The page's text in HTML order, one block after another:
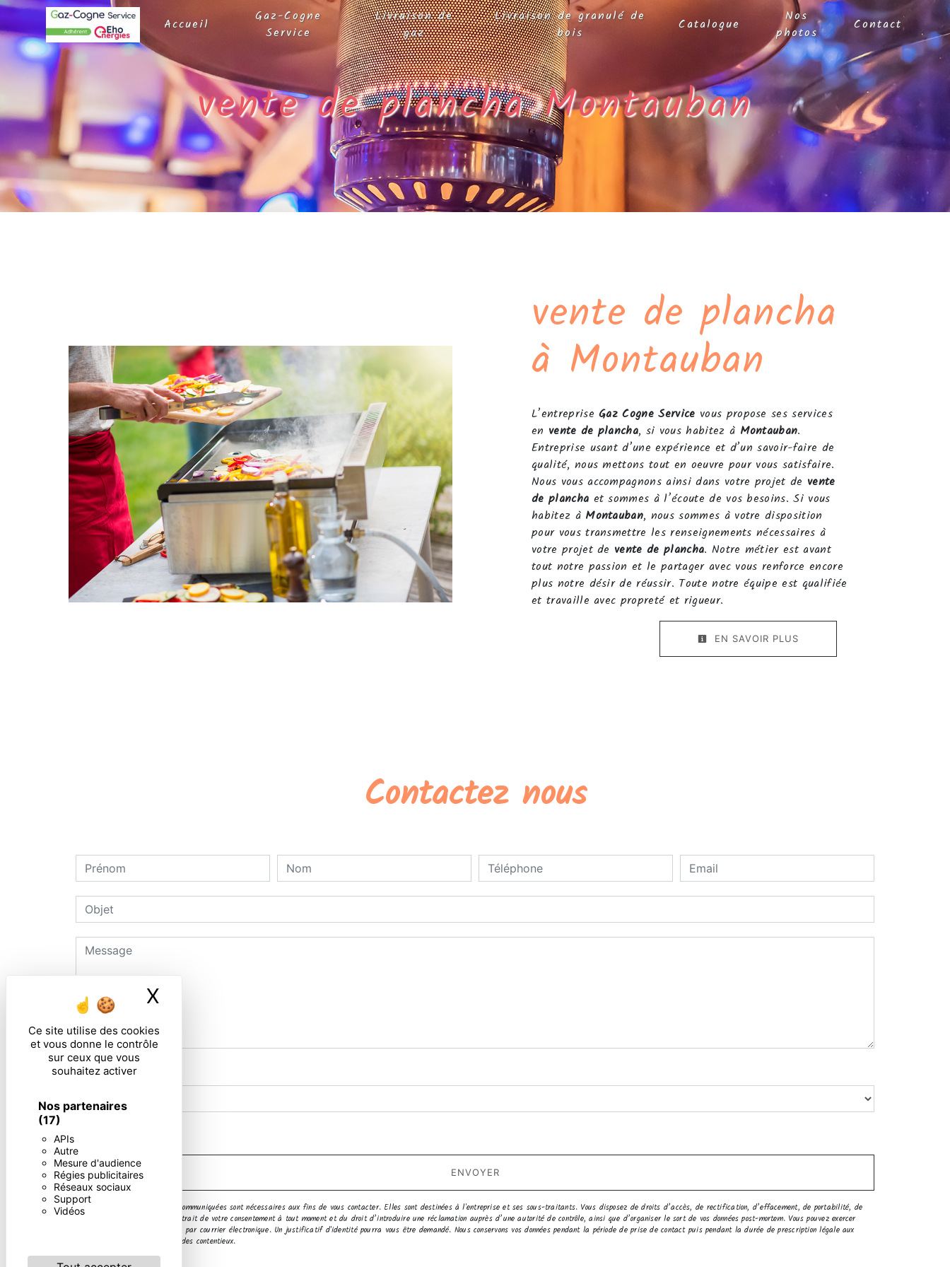
Panneau de gestion des cookies
Ce site utilise des cookies
et vous donne le contrôle
sur ceux que vous
souhaitez activer
Nos partenaires
(17)
APIs
Autre
Mesure d'audience
Régies publicitaires
Réseaux sociaux
Support
Vidéos
X
Accueil
Gaz-Cogne
Service
Livraison de
gaz
Livraison de granulé de
bois
Catalogue
Nos
photos
Contact
vente de plancha Montauban
vente de plancha
à Montauban
L’entrepriseGaz Cogne Service vous propose ses services
en vente de plancha, si vous habitez à Montauban.
Entreprise usant d’une expérience et d’un savoir-faire de
qualité, nous mettons tout en oeuvre pour vous satisfaire.
Nous vous accompagnons ainsi dans votre projet de vente
de plancha et sommes à l’écoute de vos besoins. Si vous
habitez à Montauban, nous sommes à votre disposition
pour vous transmettre les renseignements nécessaires à
votre projet de vente de plancha. Notre métier est avant
tout notre passion et le partager avec vous renforce encore
plus notre désir de réussir. Toute notre équipe est qualifiée
et travaille avec propreté et rigueur.
EN SAVOIR PLUS
Contactez nous
Combien font sept plus quatre
ENVOYER
** Les données personnelles communiquées sont nécessaires aux fins de vous contacter. Elles sont destinées à l'entreprise et ses sous-traitants. Vous disposez de droits d’accès, de rectification, d’effacement, de portabilité, de
limitation, d’opposition, de retrait de votre consentement à tout moment et du droit d’introduire une réclamation auprès d’une autorité de contrôle, ainsi que d’organiser le sort de vos données post-mortem. Vous pouvez exercer
ces droits par voie postale ou par courrier électronique. Un justificatif d'identité pourra vous être demandé. Nous conservons vos données pendant la période de prise de contact puis pendant la durée de prescription légale aux
fins probatoire et de gestion des contentieux.